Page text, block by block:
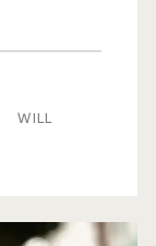
WILL